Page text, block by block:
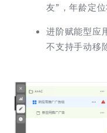
友”，年龄定
进阶赋能型应
不支持手动移